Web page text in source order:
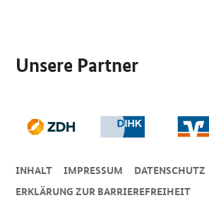
Unsere Partner
INHALT IMPRESSUM
DA­TEN­SCHUTZ
ERKLÄRUNG ZUR BARRIEREFREIHEIT